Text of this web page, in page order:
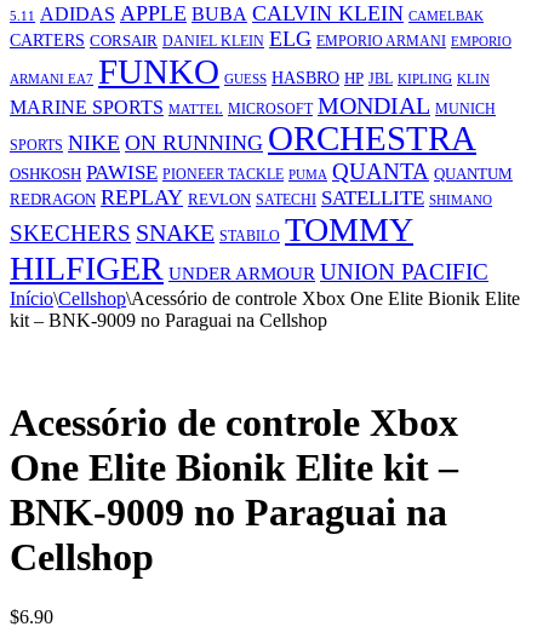
5.11 ADIDAS APPLE BUBA CALVIN KLEIN CAMELBAK
CARTERS CORSAIR DANIEL KLEIN ELG EMPORIO ARMANI EMPORIO
ARMANI EA7 FUNKO GUESS HASBRO HP JBL KIPLING KLIN
MARINE SPORTS MATTEL MICROSOFT MONDIAL MUNICH
SPORTS NIKE ON RUNNING ORCHESTRA
OSHKOSH PAWISE PIONEER TACKLE PUMA QUANTA QUANTUM
REDRAGON REPLAY REVLON SATECHI SATELLITE SHIMANO
SKECHERS SNAKE STABILO TOMMY
HILFIGER UNDER ARMOUR UNION PACIFIC
Início\Cellshop\Acessório de controle Xbox One Elite Bionik Elite
kit – BNK-9009 no Paraguai na Cellshop
Acessório de controle Xbox
One Elite Bionik Elite kit –
BNK-9009 no Paraguai na
Cellshop
$6.90